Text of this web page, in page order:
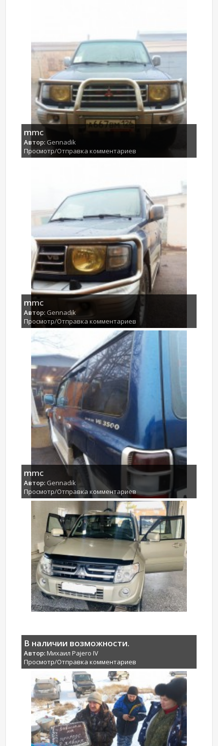
mmc
Автор:Gennadik
Просмотр/Отправка комментариев
mmc
Автор: Gennadik
Просмотр/Отправка комментариев
mmc
Автор:Gennadik
Просмотр/Отправка комментариев
В наличии возможности.
Автор:Михаил Pajero IV
Просмотр/Отправка комментариев